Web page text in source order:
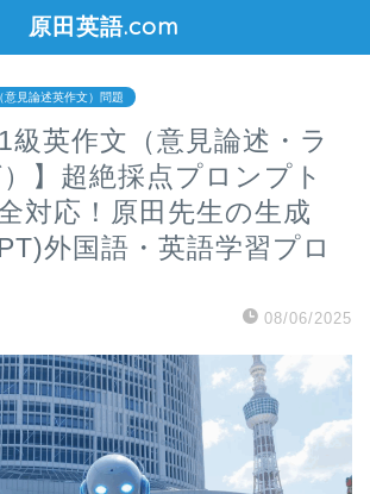
原田英語.com
見論述英作文）問題
英作文（意見論述・ラ
】超絶採点プロンプト
対応！原田先生の生成
外国語・英語学習プロ
08/06/2025